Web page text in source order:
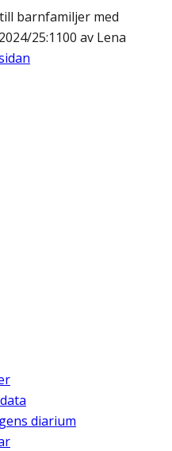
barnfamiljer med
25:1100 av Lena
diarium